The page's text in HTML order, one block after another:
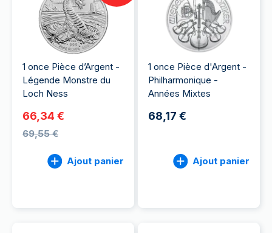
1 once Pièce d’Argent -
Légende Monstre du
Loch Ness
66,34 €
69,55 €
Ajout panier
1 once Pièce d'Argent -
Philharmonique -
Années Mixtes
68,17 €
Ajout panier